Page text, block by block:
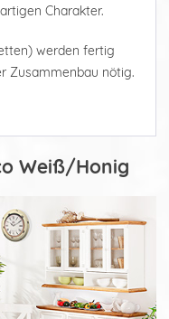
Charakter.
werden fertig
Zusammenbau nötig.
Weiß/Honig